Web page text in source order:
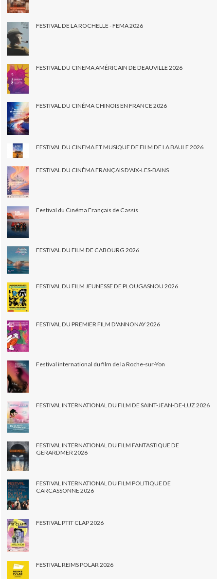
FESTIVAL DE LA ROCHELLE - FEMA 2026
FESTIVAL DU CINEMA AMÉRICAIN DE DEAUVILLE 2026
FESTIVAL DU CINÉMA CHINOIS EN FRANCE 2026
FESTIVAL DU CINEMA ET MUSIQUE DE FILM DE LA BAULE 2026
FESTIVAL DU CINÉMA FRANÇAIS D'AIX-LES-BAINS
Festival du Cinéma Français de Cassis
FESTIVAL DU FILM DE CABOURG 2026
FESTIVAL DU FILM JEUNESSE DE PLOUGASNOU 2026
FESTIVAL DU PREMIER FILM D'ANNONAY 2026
Festival international du film de la Roche-sur-Yon
FESTIVAL INTERNATIONAL DU FILM DE SAINT-JEAN-DE-LUZ 2026
FESTIVAL INTERNATIONAL DU FILM FANTASTIQUE DE
GERARDMER 2026
FESTIVAL INTERNATIONAL DU FILM POLITIQUE DE
CARCASSONNE 2026
FESTIVAL PTIT CLAP 2026
FESTIVAL REIMS POLAR 2026